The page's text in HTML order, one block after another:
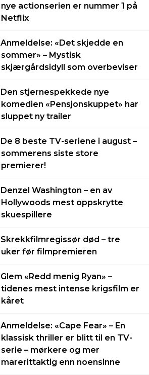
nye actionserien er nummer 1 på
Netflix
Anmeldelse: «Det skjedde en
sommer» – Mystisk
skjærgårdsidyll som overbeviser
Den stjernespekkede nye
komedien «Pensjonskuppet» har
sluppet ny trailer
De 8 beste TV-seriene i august –
sommerens siste store
premierer!
Denzel Washington – en av
Hollywoods mest oppskrytte
skuespillere
Skrekkfilmregissør død – tre
uker før filmpremieren
Glem «Redd menig Ryan» –
tidenes mest intense krigsfilm er
kåret
Anmeldelse: «Cape Fear» – En
klassisk thriller er blitt til en TV-
serie – mørkere og mer
marerittaktig enn noensinne